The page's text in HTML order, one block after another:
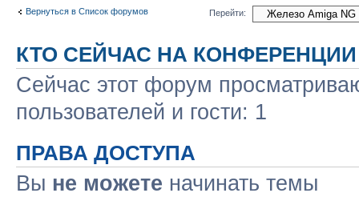
Вернуться в Список форумов Перейти:
КТО СЕЙЧАС НА КОНФЕРЕНЦИИ
Сейчас этот форум
пользователей и гости: 1
ПРАВА ДОСТУПА
Вы не можете начинать темы